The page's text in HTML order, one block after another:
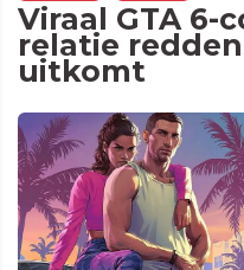
Viraal GTA
relatie
uitkomt